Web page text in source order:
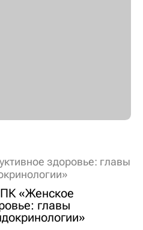
здоровье: главы
«Женское
главы